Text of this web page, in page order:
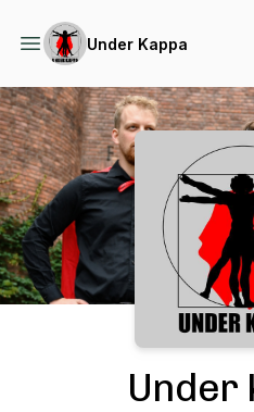
Under Kappa
Podcast Background Image
Under